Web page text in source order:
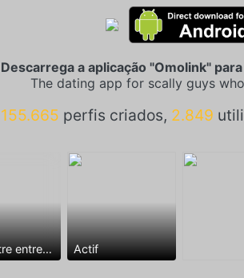
Descarrega a aplicação "Omolink"
The dating app for scally guys
155.665 perfis criados, 2.849
Rencontre entre mecs Actif